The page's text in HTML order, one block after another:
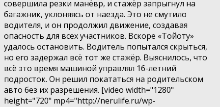
совершила резки манёвр, и стажёр запрыгнул на
багажник, уклоняясь от наезда. Это не смутило
водителя, и он продолжил движение, создавая
опасность для всех участников. Вскоре «Тойоту»
удалось остановить. Водитель попытался скрыться,
но его задержал всё тот же стажёр. Выяснилось, что
всё это время машиной управлял 16-летний
подросток. Он решил покататься на родительском
авто без их разрешения. [video width="1280"
height="720" mp4="http://nerulife.ru/wp-